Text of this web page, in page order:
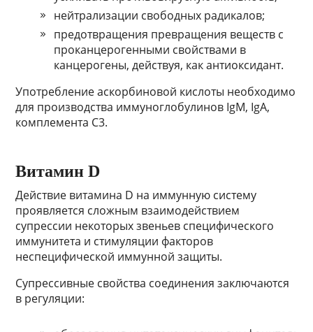
нейтрализации свободных радикалов;
предотвращения превращения веществ с
проканцерогенными свойствами в
канцерогены, действуя, как антиоксидант.
Употребление аскорбиновой кислоты необходимо
для производства иммуноглобулинов IgM, IgA,
комплемента C3.
Витамин D
Действие витамина D на иммунную систему
проявляется сложным взаимодействием
супрессии некоторых звеньев специфического
иммунитета и стимуляции факторов
неспецифической иммунной защиты.
Супрессивные свойства соединения заключаются
в регуляции: